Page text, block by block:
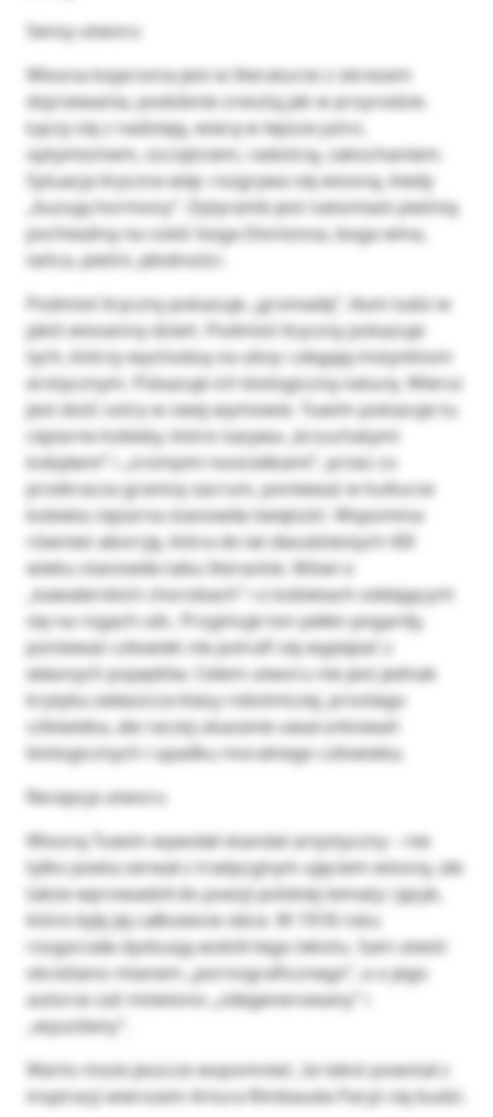
Sensy utworu
Wiosna kojarzona jest w literaturze z okresem
dojrzewania, podobnie zresztą jak w przyrodzie.
Łączy się z nadzieją, wiarą w lepsze jutro,
optymizmem, szczęściem, radością, zakochaniem.
Sytuacja liryczna więc rozgrywa się wiosną, kiedy
„buzują hormony”. Dytyramb jest natomiast pieśnią
pochwalną na cześć boga Dionizosa, boga wina,
tańca, pieśni, płodności.
Podmiot liryczny pokazuje „gromadę”, tłum ludzi w
jakiś wiosenny dzień. Podmiot liryczny pokazuje
tych, którzy wychodzą na ulicę i ulegają instynktom
erotycznym. Pokazuje ich biologiczną naturę. Wiersz
jest dość ostry w swej wymowie. Tuwim pokazuje tu
ciężarne kobiety, które nazywa „brzuchatymi
kobyłami” i „sromymi nosicielkami”, przez co
przekracza granicę sacrum, ponieważ w kulturze
kobieta ciężarna stanowiła świętość. Wspomina
również aborcję, która do lat dwudziestych XIX
wieku stanowiła tabu literackie. Mówi o
„kawalerskich chorobach” i o kobietach oddających
się na rogach ulic. Przyjmuje ton pełen pogardy,
ponieważ człowiek nie potrafi się wyplątać z
własnych popędów. Celem utworu nie jest jednak
krytyka zwłaszcza klasy robotniczej, prostego
człowieka, ale raczej ukazanie uwarunkowań
biologicznych i upadku moralnego człowieka.
Recepcja utworu
Wiosną Tuwim wywołał skandal artystyczny – nie
tylko poeta zerwał z tradycyjnym ujęciem wiosny, ale
także wprowadził do poezji polskiej tematy i język,
które były jej całkowicie obce. W 1918 roku
rozgorzała dyskusją wokół tego tekstu. Sam utwór
określano mianem „pornograficznego”, a o jego
autorze zaś mówiono „zdegenerowany” i
„wyuzdany”.
Warto może jeszcze wspomnieć, że tekst powstał z
inspiracji wierszem Artura Rimbauda Paryż się budzi.